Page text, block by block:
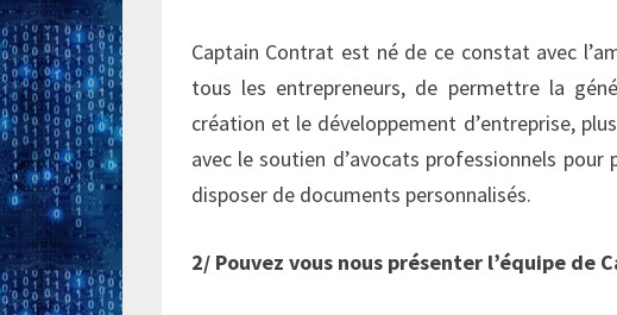
Captain Contrat est né de ce constat avec
tous les entrepreneurs, de permettre la
création et le développement d’entreprise,
avec le soutien d’avocats professionnels
disposer de documents personnalisés.
2/ Pouvez vous nous présenter l’équipe de